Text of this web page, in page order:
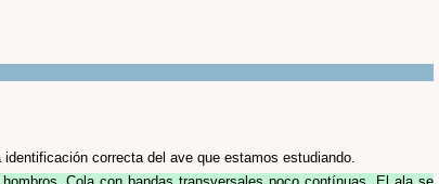
correcta del ave que estamos estudiando.